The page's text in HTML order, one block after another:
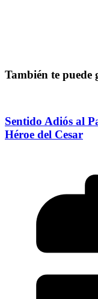
También te puede
Sentido Adiós al
Héroe del Cesar